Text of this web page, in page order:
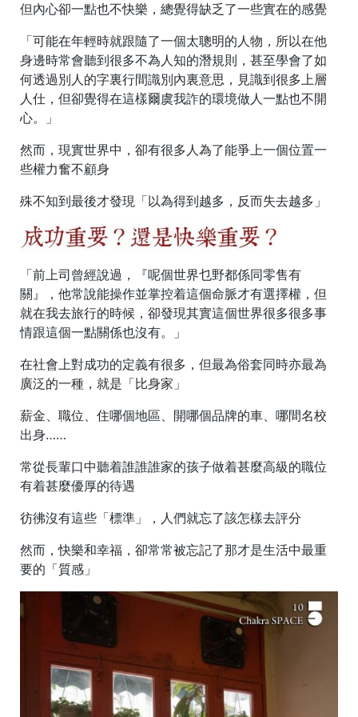
但內心卻一點也不快樂，總覺得缺乏了一些實在的感覺
「可能在年輕時就跟隨了一個太聰明的人物，所以在他
身邊時常會聽到很多不為人知的潛規則，甚至學會了如
何透過別人的字裏行間識別內裏意思，見識到很多上層
人仕，但卻覺得在這樣爾虞我詐的環境做人一點也不開
心。」
然而，現實世界中，卻有很多人為了能爭上一個位置一
些權力奮不顧身
殊不知到最後才發現「以為得到越多，反而失去越多」
「前上司曾經說過，『呢個世界乜野都係同零售有
關』，他常說能操作並掌控着這個命脈才有選擇權，但
就在我去旅行的時候，卻發現其實這個世界很多很多事
情跟這個一點關係也沒有。」
在社會上對成功的定義有很多，但最為俗套同時亦最為
廣泛的一種，就是「比身家」
薪金、職位、住哪個地區、開哪個品牌的車、哪間名校
出身……
常從長輩口中聽着誰誰誰家的孩子做着甚麼高級的職位
有着甚麼優厚的待遇
彷彿沒有這些「標準」，人們就忘了該怎樣去評分
然而，快樂和幸福，卻常常被忘記了那才是生活中最重
要的「質感」